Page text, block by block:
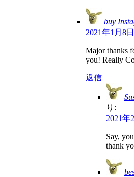
buy
2021年1月8
Major thanks
you! Really
返信
り:
2021年
Say,
thank